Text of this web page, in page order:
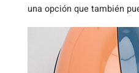
una opción que también